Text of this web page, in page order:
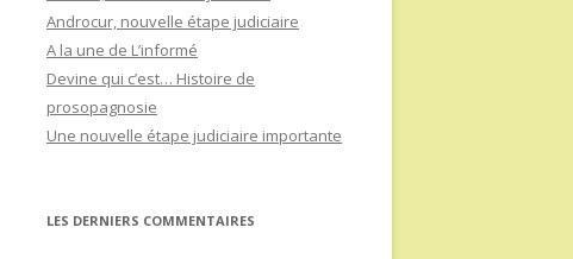
Androcur, nouvelle étape judiciaire
A la une de L’informé
Devine qui c’est… Histoire de
prosopagnosie
Une nouvelle étape judiciaire importante
LES DERNIERS COMMENTAIRES